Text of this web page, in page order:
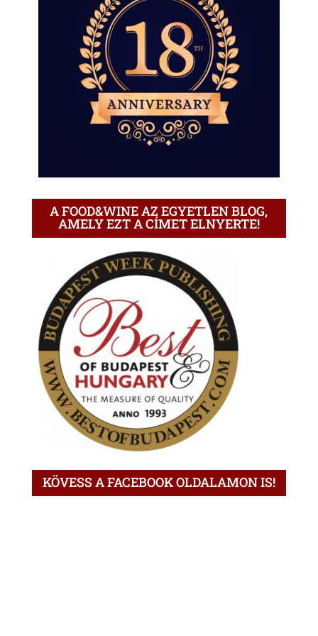
A FOOD&WINE AZ EGYETLEN BLOG,
AMELY EZT A CÍMET ELNYERTE!
KÖVESS A FACEBOOK OLDALAMON IS!